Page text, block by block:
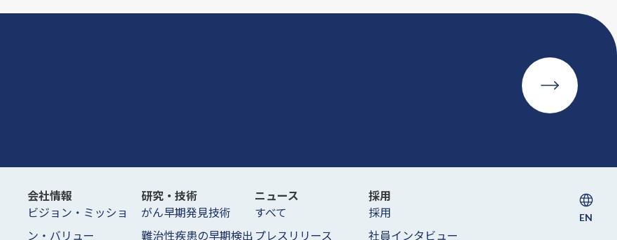
会社情報
ビジョン・ミッショ
ン・バリュー
研究・技術
がん早期発見技術
難治性疾患の早期検出
ニュース
すべて
プレスリリース
採用
採用
社員インタビュー
EN